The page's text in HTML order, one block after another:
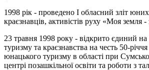
1998 рік - проведено І обласний зліт
краєзнавців, активістів руху «Моя земля -
23 травня 1998 року - відкрито єдиний
туризму та краєзнавства на честь 50-
юнацького туризму в області при
центрі позашкільної освіти та роботи з